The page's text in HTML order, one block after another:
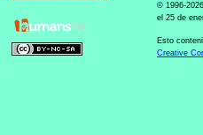
© 1996-2026
el 25 de
Esto
Creative